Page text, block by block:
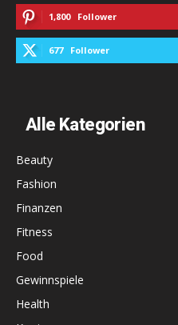
1,800 Follower
677 Follower
Alle Kategorien
Beauty
Fashion
Finanzen
Fitness
Food
Gewinnspiele
Health